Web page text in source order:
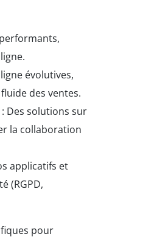
évolutives,
des ventes.
: Des solutions sur
la collaboration
applicatifs et
(RGPD,
pour